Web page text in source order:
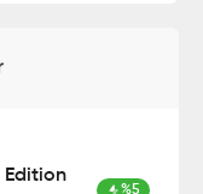
Edition
%5